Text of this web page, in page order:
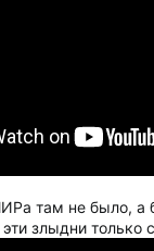
там не было, а
злыдни только